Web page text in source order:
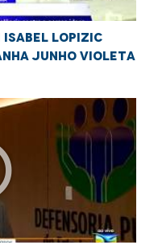
Isabel Lopizic
Junho Violeta